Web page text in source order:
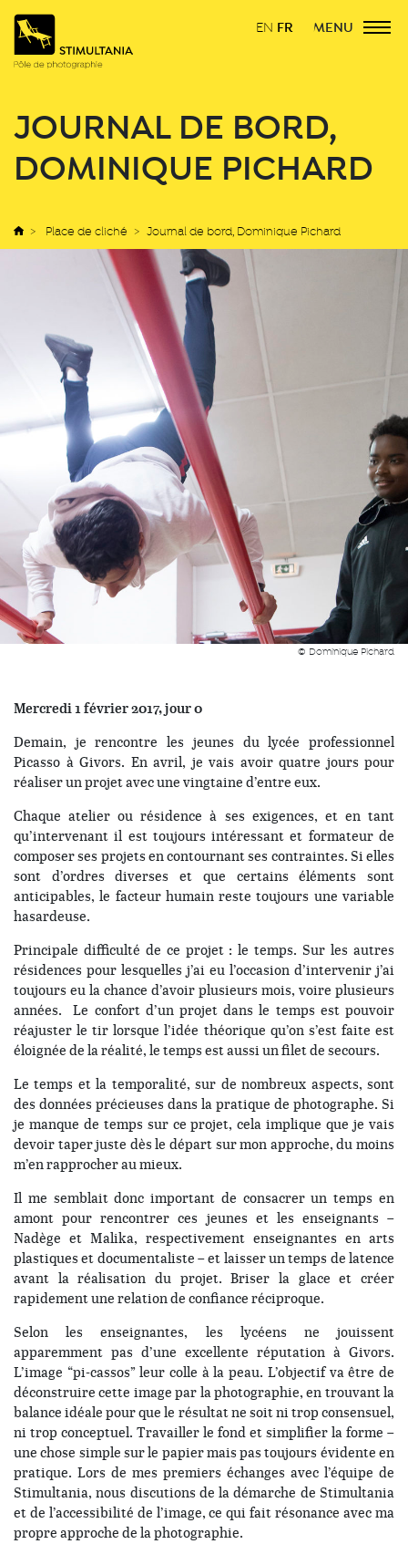
EN FR MENU
JOURNAL DE BORD,
DOMINIQUE PICHARD
Place de cliché Journal de bord, Dominique Pichard
© Dominique Pichard
Mercredi 1 février 2017, jour 0
Demain, je rencontre les jeunes du lycée professionnel
Picasso à Givors. En avril, je vais avoir quatre jours pour
réaliser un projet avec une vingtaine d’entre eux.
Chaque atelier ou résidence à ses exigences, et en tant
qu’intervenant il est toujours intéressant et formateur de
composer ses projets en contournant ses contraintes. Si elles
sont d’ordres diverses et que certains éléments sont
anticipables, le facteur humain reste toujours une variable
hasardeuse.
Principale difficulté de ce projet : le temps. Sur les autres
résidences pour lesquelles j’ai eu l’occasion d’intervenir j’ai
toujours eu la chance d’avoir plusieurs mois, voire plusieurs
années. Le confort d’un projet dans le temps est pouvoir
réajuster le tir lorsque l’idée théorique qu’on s’est faite est
éloignée de la réalité, le temps est aussi un filet de secours.
Le temps et la temporalité, sur de nombreux aspects, sont
des données précieuses dans la pratique de photographe. Si
je manque de temps sur ce projet, cela implique que je vais
devoir taper juste dès le départ sur mon approche, du moins
m’en rapprocher au mieux.
Il me semblait donc important de consacrer un temps en
amont pour rencontrer ces jeunes et les enseignants –
Nadège et Malika, respectivement enseignantes en arts
plastiques et documentaliste – et laisser un temps de latence
avant la réalisation du projet. Briser la glace et créer
rapidement une relation de confiance réciproque.
Selon les enseignantes, les lycéens ne jouissent
apparemment pas d’une excellente réputation à Givors.
L’image “pi-cassos” leur colle à la peau. L’objectif va être de
déconstruire cette image par la photographie, en trouvant la
balance idéale pour que le résultat ne soit ni trop consensuel,
ni trop conceptuel. Travailler le fond et simplifier la forme –
une chose simple sur le papier mais pas toujours évidente en
pratique. Lors de mes premiers échanges avec l’équipe de
Stimultania, nous discutions de la démarche de Stimultania
et de l’accessibilité de l’image, ce qui fait résonance avec ma
propre approche de la photographie.